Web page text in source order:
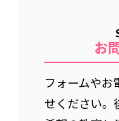
お
フォームやお
せください。